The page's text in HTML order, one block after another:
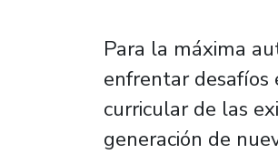
Para la máxima
enfrentar desafíos
curricular de las
generación de